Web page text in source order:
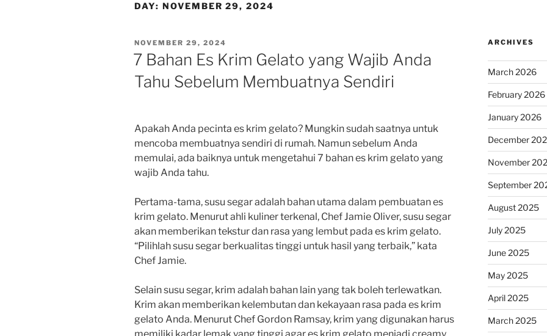
DAY: NOVEMBER 29, 2024
POSTED
ON
NOVEMBER 29, 2024
7 Bahan Es Krim Gelato yang Wajib Anda
Tahu Sebelum Membuatnya Sendiri
Apakah Anda pecinta es krim gelato? Mungkin sudah saatnya untuk
mencoba membuatnya sendiri di rumah. Namun sebelum Anda
memulai, ada baiknya untuk mengetahui 7 bahan es krim gelato yang
wajib Anda tahu.
Pertama-tama, susu segar adalah bahan utama dalam pembuatan es
krim gelato. Menurut ahli kuliner terkenal, Chef Jamie Oliver, susu segar
akan memberikan tekstur dan rasa yang lembut pada es krim gelato.
“Pilihlah susu segar berkualitas tinggi untuk hasil yang terbaik,” kata
Chef Jamie.
Selain susu segar, krim adalah bahan lain yang tak boleh terlewatkan.
Krim akan memberikan kelembutan dan kekayaan rasa pada es krim
gelato Anda. Menurut Chef Gordon Ramsay, krim yang digunakan harus
ARCHIVES
March 2026
February 2026
January 2026
December
November
September
August 2025
July 2025
June 2025
May 2025
April 2025
March 2025